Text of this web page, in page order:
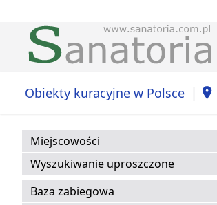
Obiekty kuracyjne w Polsce |
Miejscowości
Wyszukiwanie uproszczone
Baza zabiegowa